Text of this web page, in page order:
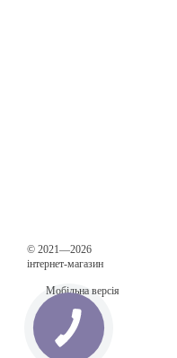
© 2021—2026
інтернет-магазин
Мобільна версія